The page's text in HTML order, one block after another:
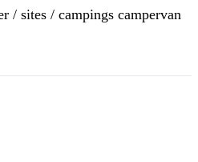
/ sites / campings campervan